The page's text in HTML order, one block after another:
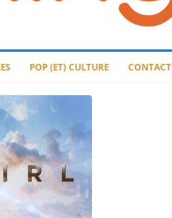
POP (ET) CULTURE CONTACT